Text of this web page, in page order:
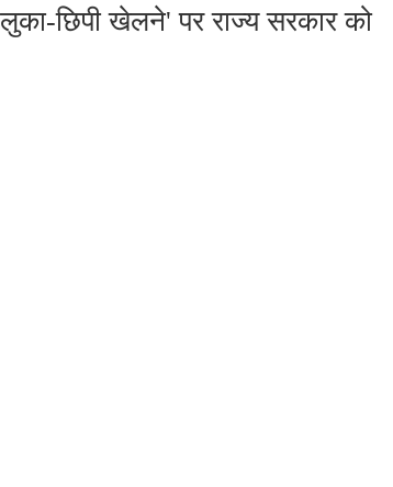
छिपी खेलने' पर राज्य सरकार को